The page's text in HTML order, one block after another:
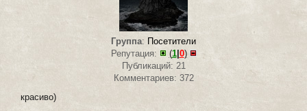
Группа: Посетители
Репутация:
(1| 0)
Публикаций: 21
Комментариев: 372
красиво)